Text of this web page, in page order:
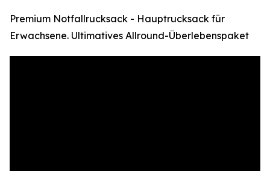
Premium Notfallrucksack - Hauptrucksack für
Erwachsene. Ultimatives Allround-Überlebenspaket